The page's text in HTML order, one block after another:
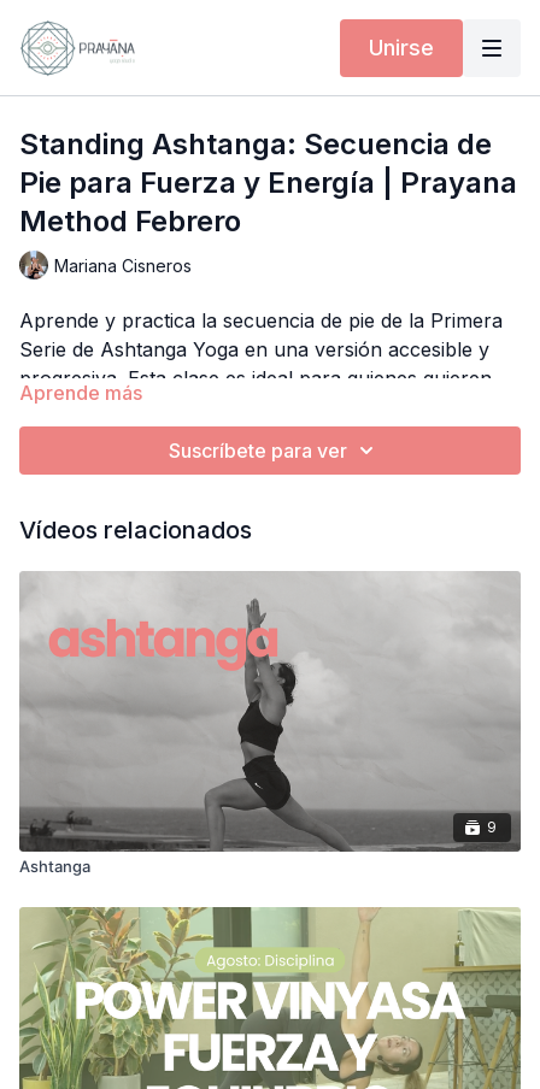
Unirse
Standing Ashtanga: Secuencia de
Pie para Fuerza y Energía | Prayana
Method Febrero
Mariana Cisneros
Aprende y practica la secuencia de pie de la Primera
Serie de Ashtanga Yoga en una versión accesible y
progresiva. Esta clase es ideal para quienes quieren
explorar Ashtanga poco a poco, desarrollar fuerza,
estabilidad y resistencia sin hacer la serie completa.
Guiada por Mariana Cisneros.
Aprende más
Suscríbete para ver
Vídeos relacionados
9
Ashtanga